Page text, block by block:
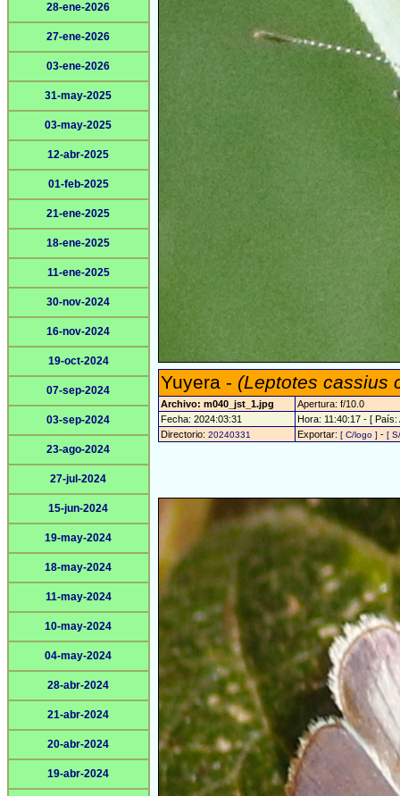
28-ene-2026
27-ene-2026
03-ene-2026
31-may-2025
03-may-2025
12-abr-2025
01-feb-2025
21-ene-2025
18-ene-2025
11-ene-2025
30-nov-2024
16-nov-2024
19-oct-2024
07-sep-2024
03-sep-2024
23-ago-2024
27-jul-2024
15-jun-2024
19-may-2024
18-may-2024
11-may-2024
10-may-2024
04-may-2024
28-abr-2024
21-abr-2024
20-abr-2024
19-abr-2024
Yuyera - (Leptotes cassius
Archivo: m040_jst_1.jpg
Apertura: f/10.0
Fecha: 2024:03:31
Hora: 11:40:17 - [ País:
Directorio: 20240331 Exportar: [ C/logo ] - [